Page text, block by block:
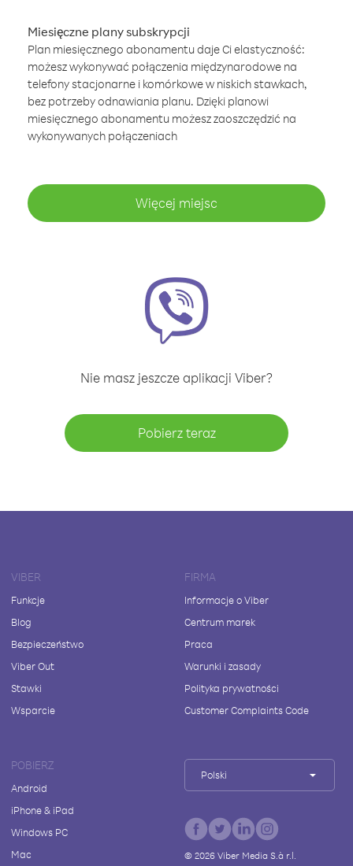
Miesięczne plany subskrypcji
Plan miesięcznego abonamentu daje Ci elastyczność:
możesz wykonywać połączenia międzynarodowe na
telefony stacjonarne i komórkowe w niskich stawkach,
bez potrzeby odnawiania planu. Dzięki planowi
miesięcznego abonamentu możesz zaoszczędzić na
wykonywanych połączeniach
Więcej miejsc
Nie masz jeszcze aplikacji Viber?
Pobierz teraz
VIBER
Funkcje
Blog
Bezpieczeństwo
Viber Out
Stawki
Wsparcie
FIRMA
Informacje o Viber
Centrum marek
Praca
Warunki i zasady
Polityka prywatności
Customer Complaints Code
POBIERZ
Android
iPhone & iPad
Windows PC
Mac
Polski
© 2026Viber Media S.à r.l.